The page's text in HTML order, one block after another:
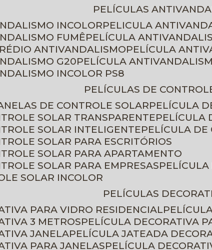
PELÍCULAS
INCOLOR
PELICULA
FUMÊ
PELÍCULA
ANTIVANDALISMO
PELÍCULA
G20
PELÍCULA
INCOLOR PS8
PELÍCULAS DE
DE CONTROLE SOLAR
PELÍCULA
SOLAR TRANSPARENTE
SOLAR INTELIGENTE
PELÍCULA
SOLAR PARA ESCRITÓRIOS
SOLAR PARA APARTAMENTO
SOLAR PARA EMPRESAS
SOLAR INCOLOR
PELÍCULAS
PARA VIDRO RESIDENCIAL
3 METROS
PELÍCULA DECORATIVA
JANELA
PELÍCULA JATEADA
PARA JANELAS
PELÍCULA